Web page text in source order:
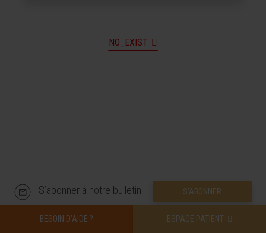
NO_EXIST
BESOIN D’AIDE ? ESPACE PATIENT
S’abonner à notre bulletin S’ABONNER
Suivez-nous